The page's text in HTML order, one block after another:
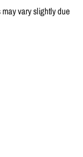
vary slightly due